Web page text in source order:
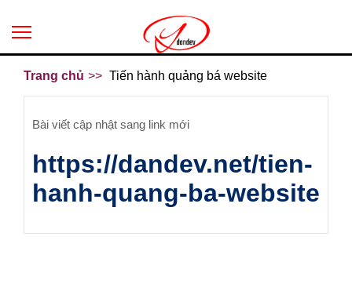
Trang chủ Tiến hành quảng bá website
Bài viết cập nhật sang link mới
https://dandev.net/tien-
hanh-quang-ba-website